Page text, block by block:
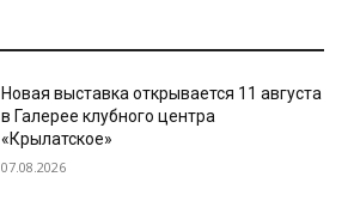
Новая выставка открывается 11 августа
в Галерее клубного центра
«Крылатское»
07.08.2026